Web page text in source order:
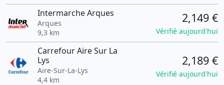
Intermarche Arques
Arques
9,3 km
2,149 €
Vérifié aujourd'hui
Carrefour Aire Sur La
Lys
Aire-Sur-La-Lys
4,4 km
2,189 €
Vérifié aujourd'hui